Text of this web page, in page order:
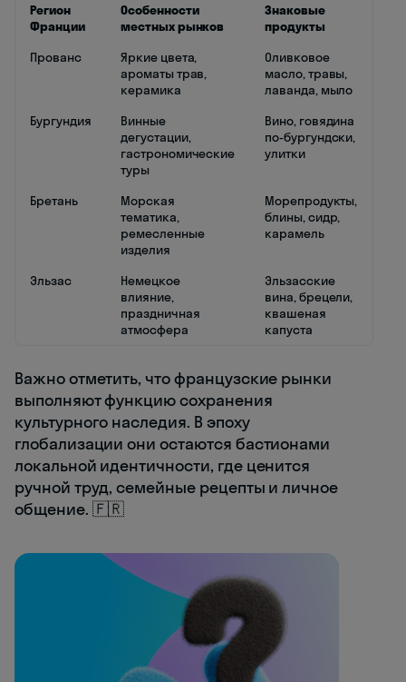
Регион
Франции
Особенности
местных рынков
Знаковые
продукты
Прованс
Яркие цвета,
ароматы трав,
керамика
Оливковое
масло, травы,
лаванда, мыло
Бургундия
Винные
дегустации,
гастрономические
туры
Вино, говядина
по-бургундски,
улитки
Бретань
Морская
тематика,
ремесленные
изделия
Морепродукты,
блины, сидр,
карамель
Эльзас
Немецкое
влияние,
праздничная
атмосфера
Эльзасские
вина, брецели,
квашеная
капуста
Важно отметить, что французские рынки
выполняют функцию сохранения
культурного наследия. В эпоху
глобализации они остаются бастионами
локальной идентичности, где ценится
ручной труд, семейные рецепты и личное
общение. 🇫🇷